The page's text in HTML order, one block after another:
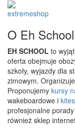
O Eh School
EH SCHOOL to
oferta obejmuje
szkoły, wyjazdy dla
zimowym.
Proponujemy kursy
wakeboardowe i
profesjonalne
również sklep